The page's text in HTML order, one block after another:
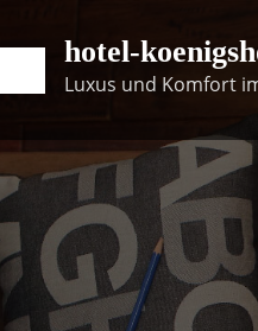
hotel-
Luxus und Komfort